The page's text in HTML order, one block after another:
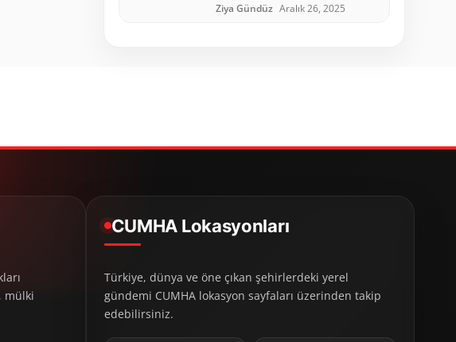
Ziya Gündüz Aralık 26, 2025
mülki
CUMHA Lokasyonları
Türkiye, dünya ve öne çıkan şehirlerdeki yerel
gündemi CUMHA lokasyon sayfaları üzerinden takip
edebilirsiniz.